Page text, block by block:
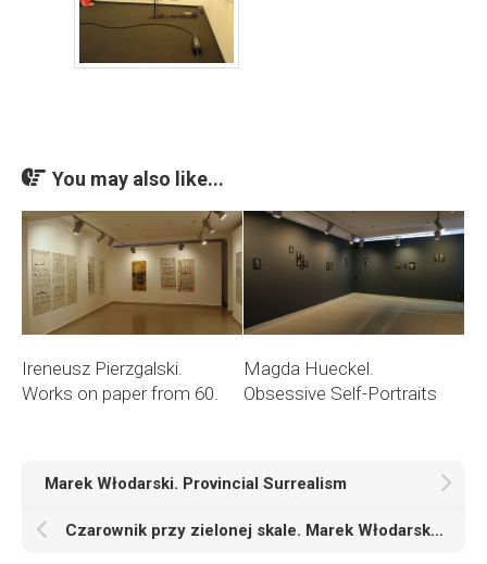
You may also like...
Ireneusz Pierzgalski.
Works on paper from 60.
Magda Hueckel.
Obsessive Self-Portraits
Marek Włodarski. Provincial Surrealism
Czarownik przy zielonej skale. Marek Włodarski (Henryk Streng)